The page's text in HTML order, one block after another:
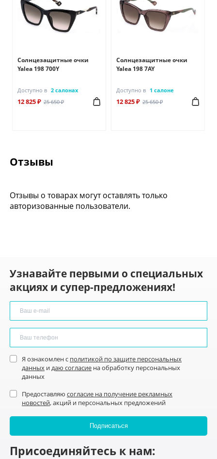
Солнцезащитные очки
Yalea 198 700Y
Доступно в 2 салонах
12 825 ₽ 25 650 ₽
Солнцезащитные очки
Yalea 198 7AY
Доступно в 1 салоне
12 825 ₽ 25 650 ₽
Отзывы
Отзывы о товарах могут оставлять только
авторизованные пользователи.
Узнавайте первыми о специальных
акциях и супер-предложениях!
Я ознакомлен с политикой по защите персональных
данных идаю согласие на обработку персональных
данных
Предоставляю согласие на получение рекламных
новостей, акций и персональных предложений
Присоединяйтесь к нам: